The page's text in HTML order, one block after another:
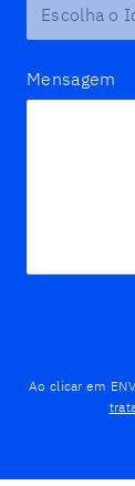
Mensagem
Ao clicar em